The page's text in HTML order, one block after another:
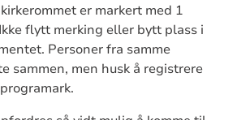
er markert med 1
flytt merking eller bytt plass i
Personer fra samme
sammen, men husk å registrere